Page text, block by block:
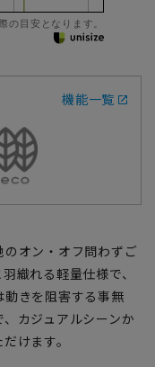
の目安となります。
機能一覧
オン・オフ問わずご
織れる軽量仕様で、
きを阻害する事無
カジュアルシーンか
けます。